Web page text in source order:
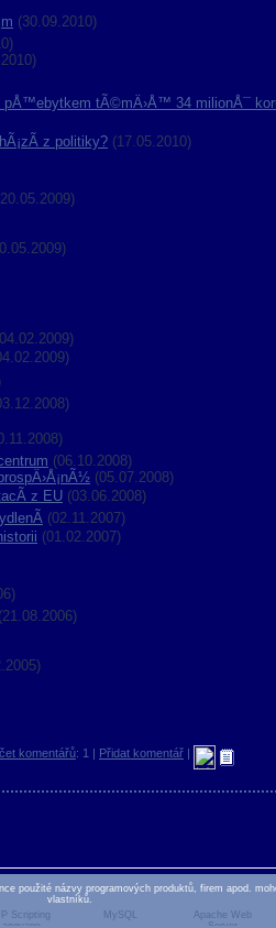
(30.09.2010)
pÅ™ebytkem tÃ©mÄ›Å™ 34 milionÅ¯
z politiky? (17.05.2010)
(06.10.2008)
(05.07.2008)
z EU (03.06.2008)
(02.11.2007)
(01.02.2007)
(21.08.2006)
komentářů: 1 | Přidat komentář |
použité názvy programových produktů, firem apod.
vlastníků.